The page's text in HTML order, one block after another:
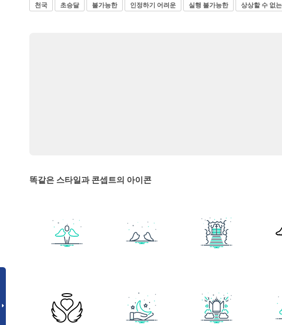
천국 초승달 불가능한 인정하기 어려운 실행 불가능한 상상할 수 없는
똑같은 스타일과 콘셉트의 아이콘